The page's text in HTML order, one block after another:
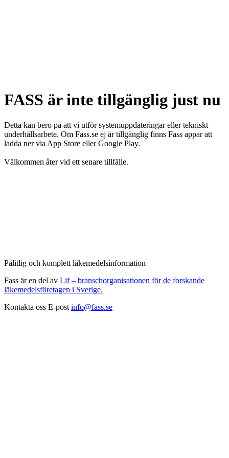
FASS är inte tillgänglig just nu
Detta kan bero på att vi utför systemuppdateringar eller tekniskt
underhållsarbete. Om Fass.se ej är tillgänglig finns Fass appar att
ladda ner via App Store eller Google Play.
Välkommen åter vid ett senare tillfälle.
Pålitlig och komplett läkemedelsinformation
Fass är en del av Lif – branschorganisationen för de forskande
läkemedelsföretagen i Sverige.
Kontakta oss E-post info@fass.se